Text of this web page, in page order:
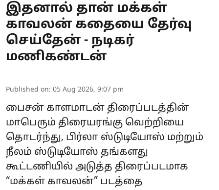
இதனால் தான் மக்கள்
காவலன் கதையை தேர்வு
செய்தேன் - நடிகர்
மணிகண்டன்
Published on: 05 Aug 2026, 9:07 pm
பைசன் காளமாடன் திரைப்படத்தின்
மாபெரும் திரையரங்கு வெற்றியை
தொடர்ந்து, பிர்லா ஸ்டுடியோஸ் மற்றும்
நீலம் ஸ்டுடியோஸ் தங்களது
கூட்டணியில் அடுத்த திரைப்படமாக
“மக்கள் காவலன்” படத்தை